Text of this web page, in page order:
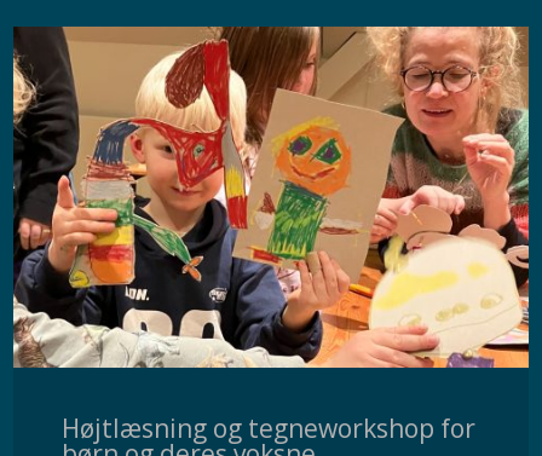
Højtlæsning og tegneworkshop for